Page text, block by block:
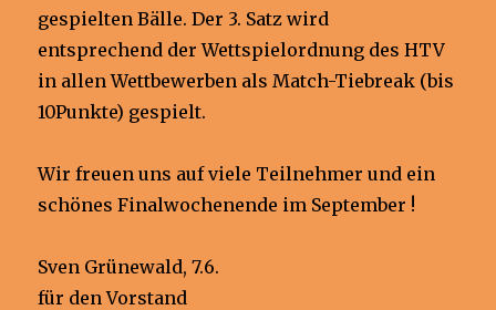
gespielten Bälle. Der 3. Satz wird
entsprechend der Wettspielordnung des HTV
in allen Wettbewerben als Match-Tiebreak (bis
10Punkte) gespielt.
Wir freuen uns auf viele Teilnehmer und ein
schönes Finalwochenende im September !
Sven Grünewald, 7.6.
für den Vorstand